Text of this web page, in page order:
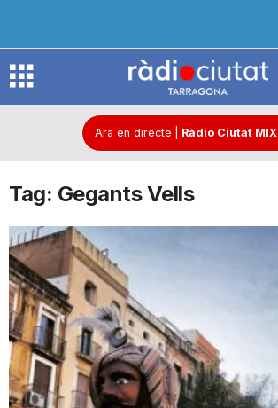
R
d
i
o
C
Ara en directe Ràdio Ciutat MIX
Tag: Gegants Vells